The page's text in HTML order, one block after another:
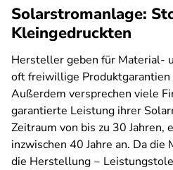
Solarstromanlage:
Kleingedruckten
Hersteller geben für Material-
oft freiwillige Produktgarantien
Außerdem versprechen viele
garantierte Leistung ihrer
Zeitraum von bis zu 30
inzwischen 40 Jahre an. Da
die Herstellung ‒